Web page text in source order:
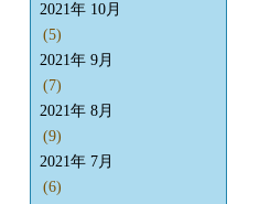
2021年 10月
(5)
2021年 9月
(7)
2021年 8月
(9)
2021年 7月
(6)